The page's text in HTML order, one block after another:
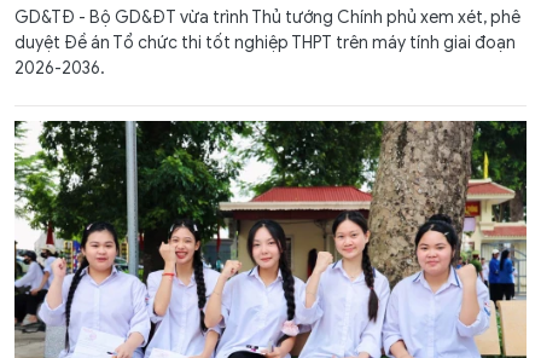
GD&TĐ - Bộ GD&ĐT vừa trình Thủ tướng Chính phủ xem xét, phê
duyệt Đề án Tổ chức thi tốt nghiệp THPT trên máy tính giai đoạn
2026-2036.